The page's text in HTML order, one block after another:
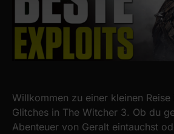
Willkommen zu einer kleinen
Glitches in The Witcher 3. Ob du
Abenteuer von Geralt eintauchst